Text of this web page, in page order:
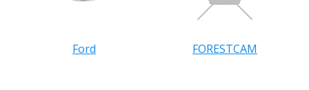
Ford FORESTCAM